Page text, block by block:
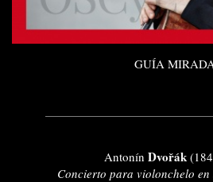
GUÍA
Antonín Dvořák
Concierto para violonchelo en